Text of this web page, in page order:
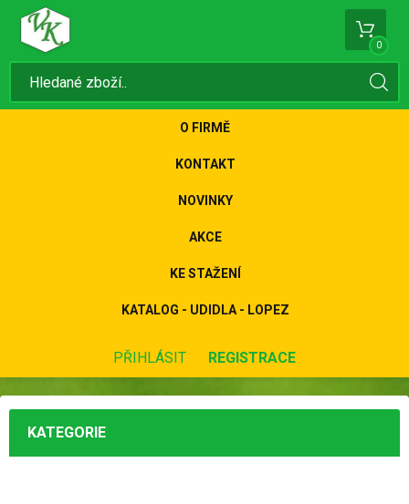
0
O FIRMĚ
KONTAKT
NOVINKY
AKCE
KE STAŽENÍ
KATALOG - UDIDLA - LOPEZ
PŘIHLÁSIT REGISTRACE
KATEGORIE